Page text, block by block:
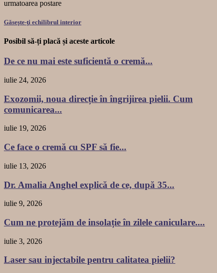
urmatoarea postare
Găseşte-ţi echilibrul interior
Posibil să-ți placă și aceste articole
De ce nu mai este suficientă o cremă...
iulie 24, 2026
Exozomii, noua direcție în îngrijirea pielii. Cum
comunicarea...
iulie 19, 2026
Ce face o cremă cu SPF să fie...
iulie 13, 2026
Dr. Amalia Anghel explică de ce, după 35...
iulie 9, 2026
Cum ne protejăm de insolație în zilele caniculare....
iulie 3, 2026
Laser sau injectabile pentru calitatea pielii?